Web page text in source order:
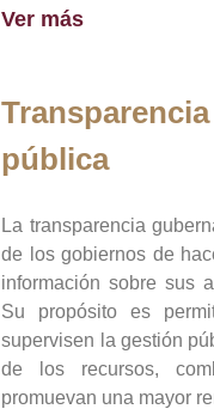
Ver más
pública
La transparencia
de los gobiernos de
información sobre sus
Su propósito es
supervisen la gestión
de los recursos,
promuevan una mayor